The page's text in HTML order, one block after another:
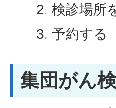
検診場所
予約する
集団がん